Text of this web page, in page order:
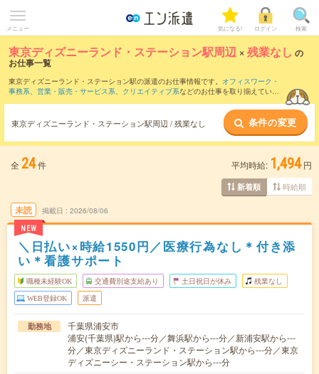
メニュー 気になる! ログイン 検索
東京ディズニーランド・ステーション駅周辺 ×残業なし の
お仕事一覧
東京ディズニーランド・ステーション駅の派遣のお仕事情報です。 オフィスワーク・
事務系、 営業・販売・サービス系、 クリエイティブ系などのお仕事を取り揃えていま
東京ディズニーランド・ステーション駅周辺 / 残業なし 条件の変更
全 24件 平均時給: 1,494 円
新着順 時給順
未読
NEW
掲載日 2026/08/06
＼日払い×時給1550円／医療行為なし＊付き添
い＊看護サポート
職種未経験OK 交通費別途支給あり 土日祝日が休み 残業なし
WEB登録OK 派遣
勤務地
千葉県浦安市
浦安(千葉県)駅から---分／舞浜駅から---分／新浦安駅から---
分／東京ディズニーランド・ステーション駅から---分／東京
ディズニーシー・ステーション駅から---分